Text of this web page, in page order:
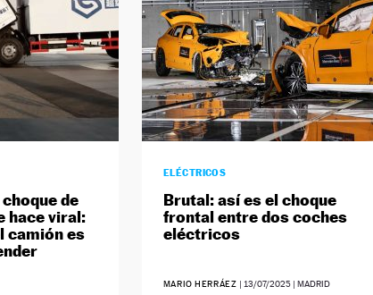
de
hace viral:
camión es
ELÉCTRICOS
Brutal: así es el choque
frontal entre dos coches
eléctricos
MARIO HERRÁEZ | 13/07/2025| MADRID